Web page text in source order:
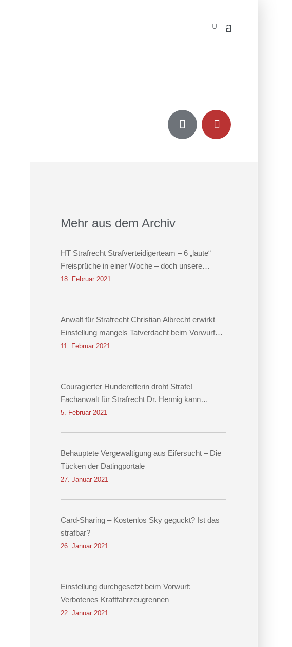
Mehr aus dem Archiv
HT Strafrecht Strafverteidigerteam – 6 „laute“
Freisprüche in einer Woche – doch unsere
größten Erfolge sind leise
18. Februar 2021
Anwalt für Strafrecht Christian Albrecht erwirkt
Einstellung mangels Tatverdacht beim Vorwurf
des räuberischen Diebstahls sowie der
11. Februar 2021
Couragierter Hunderetterin droht Strafe!
Fachanwalt für Strafrecht Dr. Hennig kann
Einstellung erwirken!
5. Februar 2021
Behauptete Vergewaltigung aus Eifersucht – Die
Tücken der Datingportale
27. Januar 2021
Card-Sharing – Kostenlos Sky geguckt? Ist das
strafbar?
26. Januar 2021
Einstellung durchgesetzt beim Vorwurf:
Verbotenes Kraftfahrzeugrennen
22. Januar 2021